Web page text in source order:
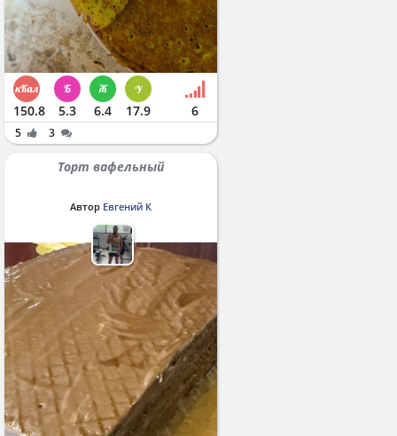
150.8 5.3 6.4 17.9 6
5 3
Торт вафельный
Автор Евгений К